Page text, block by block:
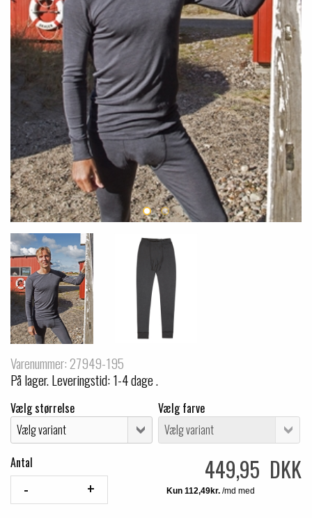
Varenummer: 27949-195
På lager. Leveringstid: 1-4 dage .
Vælg størrelse Vælg farve
Antal 449,95 DKK